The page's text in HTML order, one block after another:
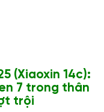
(Xiaoxin 14c):
7 trong thân
trội